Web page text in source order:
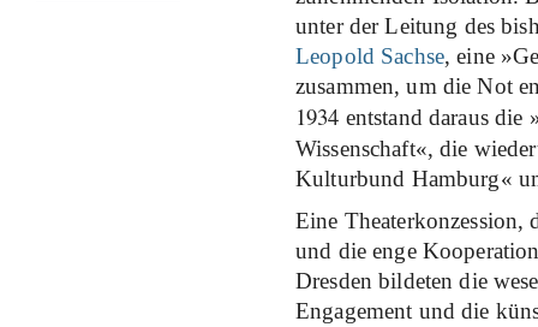
unter der Leitung des
Leopold Sachse, eine
zusammen, um die Not
1934 entstand daraus die
Wissenschaft«, die
Kulturbund Hamburg«
Eine Theaterkonzession,
und die enge
Dresden bildeten die
Engagement und die